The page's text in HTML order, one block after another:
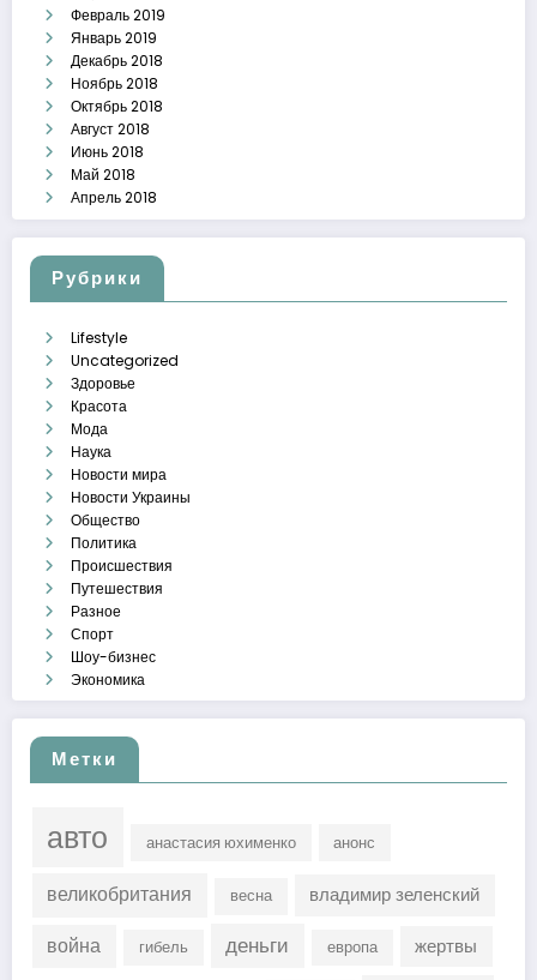
Февраль 2019
Январь 2019
Декабрь 2018
Ноябрь 2018
Октябрь 2018
Август 2018
Июнь 2018
Май 2018
Апрель 2018
Рубрики
Lifestyle
Uncategorized
Здоровье
Красота
Мода
Наука
Новости мира
Новости Украины
Общество
Политика
Происшествия
Путешествия
Разное
Спорт
Шоу-бизнес
Экономика
Метки
авто анастасия юхименко анонс
великобритания весна владимир зеленский
война гибель деньги европа жертвы